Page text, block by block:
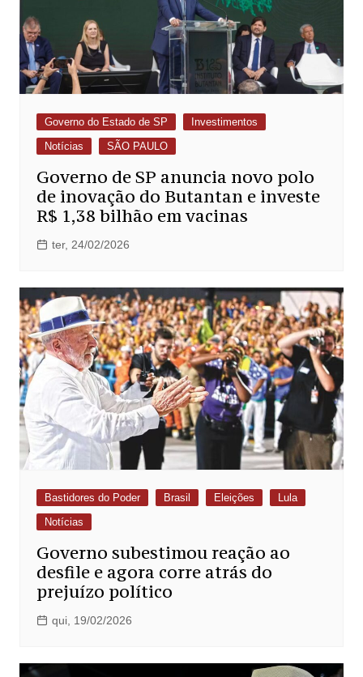
Governo do Estado de SP
Investimentos
Notícias
SÃO PAULO
Governo de SP anuncia novo polo
de inovação do Butantan e investe
R$ 1,38 bilhão em vacinas
ter, 24/02/2026
Bastidores do Poder Brasil Eleições
Lula
Notícias
Governo subestimou reação ao
desfile e agora corre atrás do
prejuízo político
qui, 19/02/2026